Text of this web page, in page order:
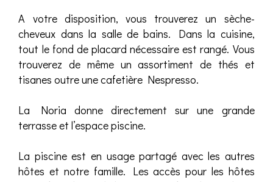
A votre disposition, vous trouverez un sèche-
cheveux dans la salle de bains. Dans la cuisine,
tout le fond de placard nécessaire est rangé. Vous
trouverez de même un assortiment de thés et
tisanes outre une cafetière Nespresso.
La Noria donne directement sur une grande
terrasse et l’espace piscine.
La piscine est en usage partagé avec les autres
hôtes et notre famille. Les accès pour les hôtes